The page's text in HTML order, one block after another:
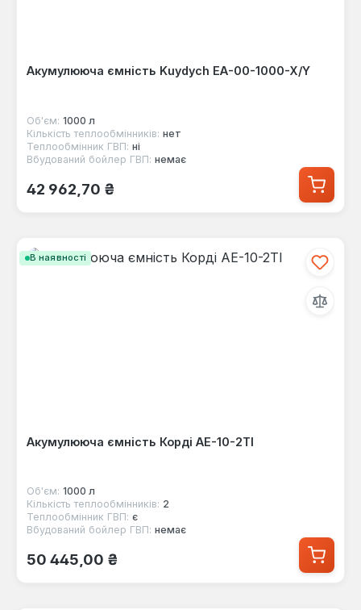
Акумулююча ємність Kuydych EA-00-1000-X/Y
Об'єм: 1000 л
Кількість теплообмінників: нет
Теплообмінник ГВП: ні
Вбудований бойлер ГВП: немає
Звичайна ціна:
42 962,70 ₴
В наявності
Акумулююча ємність Корді AE-10-2TI
Об'єм: 1000 л
Кількість теплообмінників: 2
Теплообмінник ГВП: є
Вбудований бойлер ГВП: немає
Звичайна ціна:
50 445,00 ₴